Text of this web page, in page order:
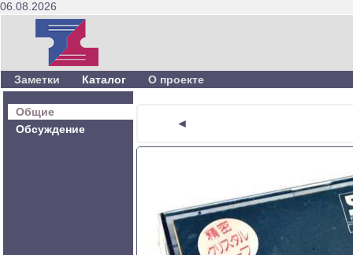
06.08.2026
Заметки Каталог О проекте
Общие
Обсуждение
◄